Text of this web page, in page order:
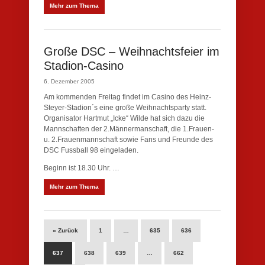
Mehr zum Thema
Große DSC – Weihnachtsfeier im
Stadion-Casino
6. Dezember 2005
Am kommenden Freitag findet im Casino des Heinz-
Steyer-Stadion´s eine große Weihnachtsparty statt.
Organisator Hartmut „Icke“ Wilde hat sich dazu die
Mannschaften der 2.Männermanschaft, die 1.Frauen-
u. 2.Frauenmannschaft sowie Fans und Freunde des
DSC Fussball 98 eingeladen.
Beginn ist 18.30 Uhr. …
Mehr zum Thema
« Zurück 1 635 636
637 638 639 662